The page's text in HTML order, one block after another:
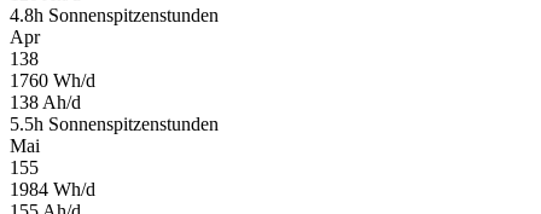
4.8h Sonnenspitzenstunden
Apr
138
1760 Wh/d
138 Ah/d
5.5h Sonnenspitzenstunden
Mai
155
1984 Wh/d